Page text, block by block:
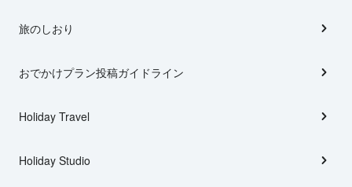
旅のしおり
おでかけプラン投稿ガイドライン
Holiday Travel
Holiday Studio